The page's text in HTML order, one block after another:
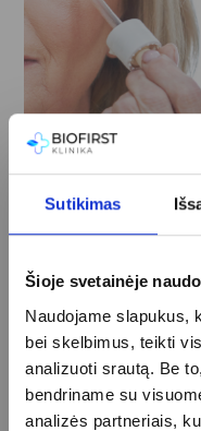
Sutikimas
Šioje svetainėje
Naudojame slapukus,
bei skelbimus, teikti
analizuoti srautą. Be
bendriname su
analizės partneriais,
Menopauzė ir
plaukams, nagams